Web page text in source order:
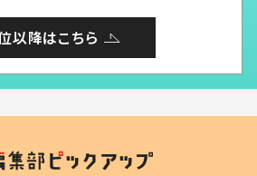
以降はこちら